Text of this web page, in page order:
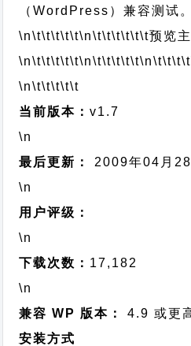
（WordPress）兼容测试。
\n\t\t\t\t\t\n\t\t\t\t\t\t预览
\n\t\t\t\t\t\n\t\t\t\t\t
\n\t\t\t\t\t
当前版本：v1.7
\n
最后更新：
2009年04月28
\n
用户评级：
\n
下载次数： 17,182
\n
兼容 WP 版本：
4.9 或更
安装方式